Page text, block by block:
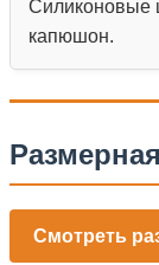
Силиконовые
капюшон.
Смотреть